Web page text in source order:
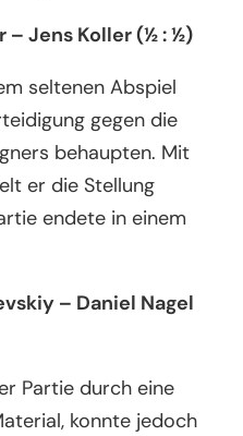
– Jens Koller (½ : ½)
seltenen Abspiel
gegen die
behaupten. Mit
er die Stellung
endete in einem
– Daniel Nagel
Partie durch eine
konnte jedoch